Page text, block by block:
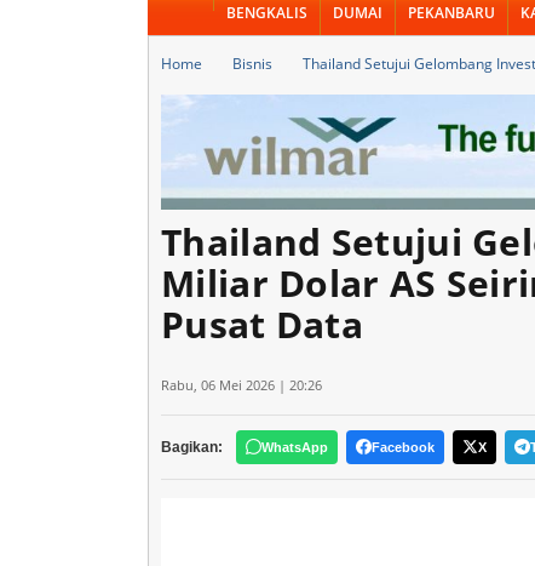
BENGKALIS DUMAI PEKANBARU
Home Bisnis Thailand Setujui Gelombang
Thailand Setujui
Miliar Dolar AS
Pusat Data
Rabu, 06 Mei 2026 | 20:26
Bagikan: WhatsApp Facebook X